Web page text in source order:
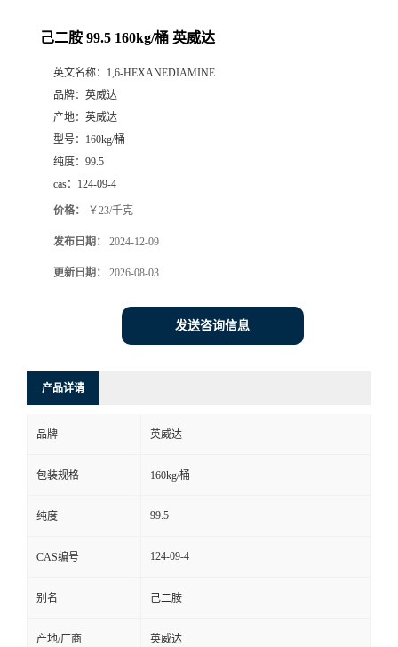
己二胺 99.5 160kg/桶 英威达
英文名称： 1,6-HEXANEDIAMINE
品牌： 英威达
产地： 英威达
型号： 160kg/桶
纯度： 99.5
cas： 124-09-4
价格： ￥23/千克
发布日期： 2024-12-09
更新日期： 2026-08-03
发送咨询信息
产品详请
品牌 英威达
包装规格 160kg/桶
纯度 99.5
CAS编号 124-09-4
别名 己二胺
产地/厂商 英威达